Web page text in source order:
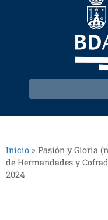
Inicio » Pasión y Gloria
de Hermandades y
2024